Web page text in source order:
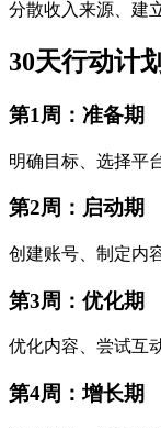
分散收入来源、建
30天行动计划
第1周：准备期
明确目标、选择平
第2周：启动期
创建账号、制定内
第3周：优化期
优化内容、尝试互
第4周：增长期